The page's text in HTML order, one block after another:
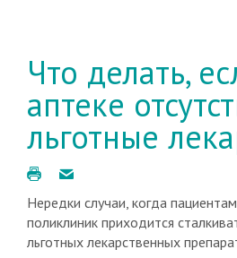
Что делать,
аптеке
льготные
Нередки случаи, когда
поликлиник приходится
льготных лекарственных